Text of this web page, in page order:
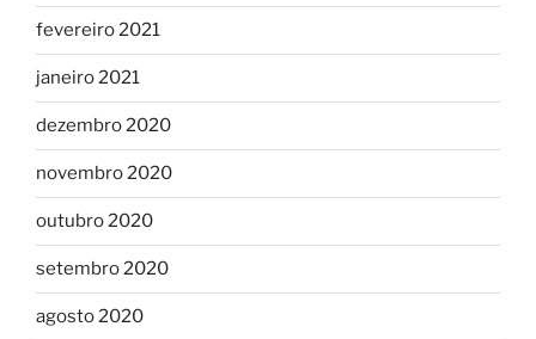
fevereiro 2021
janeiro 2021
dezembro 2020
novembro 2020
outubro 2020
setembro 2020
agosto 2020